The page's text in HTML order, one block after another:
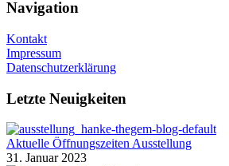
Navigation
Kontakt
Impressum
Datenschutzerklärung
Letzte Neuigkeiten
Aktuelle Öffnungszeiten Ausstellung
31. Januar 2023